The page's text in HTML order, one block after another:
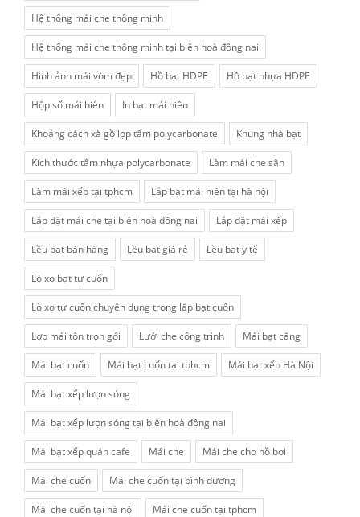
Hệ thống mái che thông minh
Hệ thống mái che thông minh tại biên hoà đồng nai
Hình ảnh mái vòm đẹp Hồ bạt HDPE Hồ bạt nhựa HDPE
Hộp số mái hiên In bạt mái hiên
Khoảng cách xà gồ lợp tấm polycarbonate Khung nhà bạt
Kích thước tấm nhựa polycarbonate Làm mái che sân
Làm mái xếp tại tphcm Lắp bạt mái hiên tại hà nội
Lắp đặt mái che tại biên hoà đồng nai Lắp đặt mái xếp
Lều bạt bán hàng Lều bạt giá rẻ Lều bạt y tế
Lò xo bạt tự cuốn
Lò xo tự cuốn chuyên dụng trong lắp bạt cuốn
Lợp mái tôn trọn gói Lưới che công trình Mái bạt căng
Mái bạt cuốn Mái bạt cuốn tại tphcm Mái bạt xếp Hà Nội
Mái bạt xếp lượn sóng
Mái bạt xếp lượn sóng tại biên hoà đồng nai
Mái bạt xếp quán cafe Mái che Mái che cho hồ bơi
Mái che cuốn Mái che cuốn tại bình dương
Mái che cuốn tại hà nội Mái che cuốn tại tphcm